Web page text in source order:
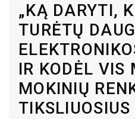
„KĄ DARYTI,
TURĖTŲ
IR KODĖL VIS
MOKINIŲ
TIKSLIUOSIUS